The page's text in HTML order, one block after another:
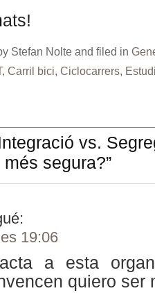
Stefan Nolte and filed in
, Carril bici, Ciclocarrers,
vs.
segura?”
19:06
a esta
quiero ser